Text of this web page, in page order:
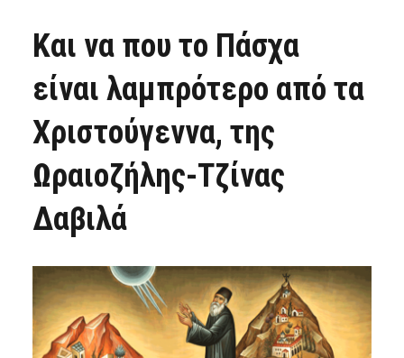
Και να που το Πάσχα
είναι λαμπρότερο από τα
Χριστούγεννα, της
Ωραιοζήλης-Τζίνας
Δαβιλά